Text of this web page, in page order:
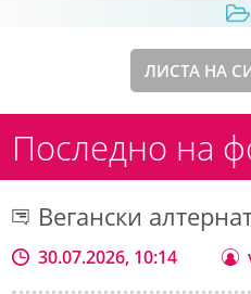
ЛИСТА НА
Последно на
Вегански
30.07.2026, 10:14